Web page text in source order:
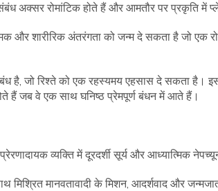
अक्सर रोमांटिक होते हैं और आमतौर पर प्रकृति में
और शारीरिक अंतरंगता को जन्म दे सकता है जो एक
है, जो रिश्ते को एक रहस्यमय एहसास दे सकता है।
हैं जब वे एक साथ घनिष्ठ प्रेमपूर्ण बंधन में आते हैं।
व्यक्ति में दूरदर्शी सूर्य और आध्यात्मिक
मिश्रित मानवतावादी के मिशन, आदर्शवाद और